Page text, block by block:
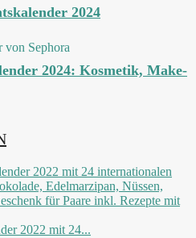
2024
2024: Kosmetik, Make-
2022 mit 24...